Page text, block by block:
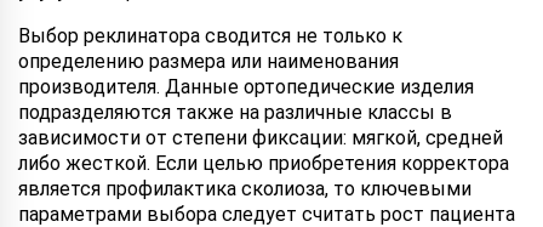
Выбор реклинатора сводится не только к
определению размера или наименования
производителя. Данные ортопедические изделия
подразделяются также на различные классы в
зависимости от степени фиксации: мягкой, средней
либо жесткой. Если целью приобретения корректора
является профилактика сколиоза, то ключевыми
параметрами выбора следует считать рост пациента